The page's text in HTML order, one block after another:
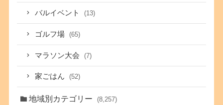
バルイベント (13)
ゴルフ場 (65)
マラソン大会 (7)
家ごはん (52)
地域別カテゴリー (8,257)